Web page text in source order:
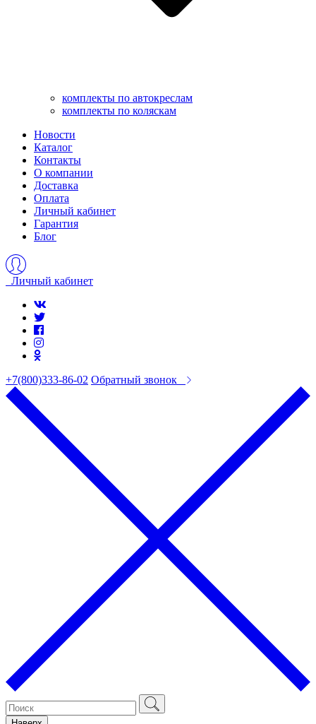
комплекты по автокреслам
комплекты по коляскам
Новости
Каталог
Контакты
О компании
Доставка
Оплата
Личный кабинет
Гарантия
Блог
Личный кабинет
+7(800)333-86-02 Обратный звонок